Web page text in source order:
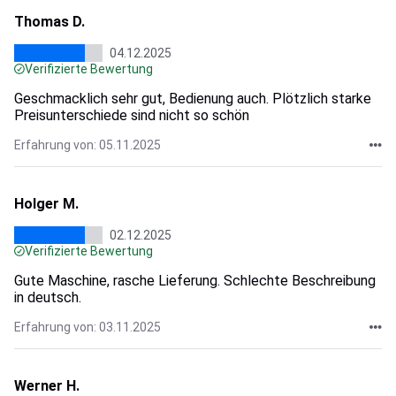
Thomas D.
04.12.2025
Verifizierte Bewertung
Geschmacklich sehr gut, Bedienung auch. Plötzlich starke
Preisunterschiede sind nicht so schön
Erfahrung von: 05.11.2025
Holger M.
02.12.2025
Verifizierte Bewertung
Gute Maschine, rasche Lieferung. Schlechte Beschreibung
in deutsch.
Erfahrung von: 03.11.2025
Werner H.